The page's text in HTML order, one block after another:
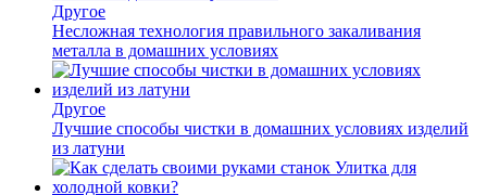
Другое
Несложная технология правильного закаливания
металла в домашних условиях
Другое
Лучшие способы чистки в домашних условиях изделий
из латуни